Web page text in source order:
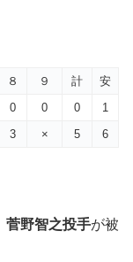
８ ９ 計
安
0 0 0
1
3 × 5 6
菅野智之投手が被